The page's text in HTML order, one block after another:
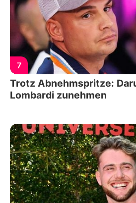
7
Trotz Abnehmspritze:
Lombardi zunehmen